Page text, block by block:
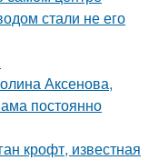
стали не его
Аксенова,
постоянно
крофт, известная